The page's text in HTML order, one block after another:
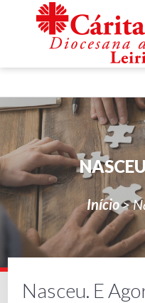
Início>
Nasceu. E